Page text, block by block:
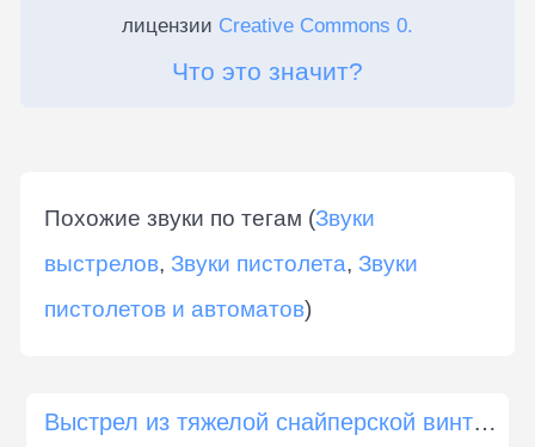
лицензии Creative Commons 0.
Что это значит?
Похожие звуки по тегам (Звуки
выстрелов, Звуки пистолета, Звуки
пистолетов и автоматов)
Выстрел из тяжелой снайперской винтовки